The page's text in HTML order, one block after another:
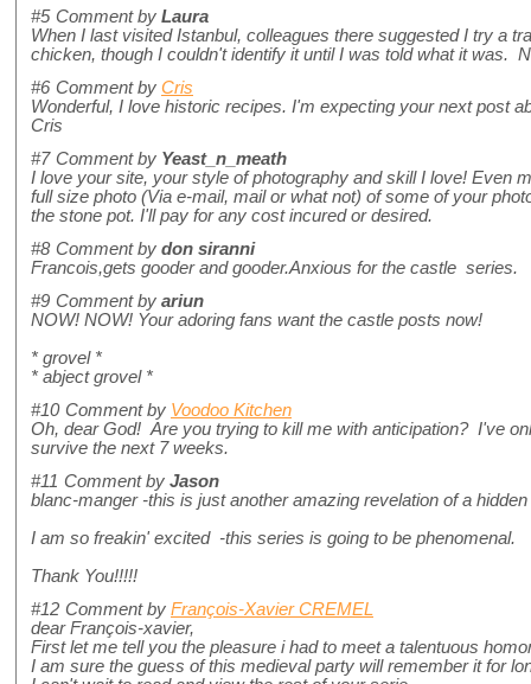
#5 Comment by Laura
When I last visited Istanbul, colleagues there suggested I try a
chicken, though I couldn't identify it until I was told what it was.
#6 Comment by Cris
Wonderful, I love historic recipes. I'm expecting your next post
Cris
#7 Comment by Yeast_n_meath
I love your site, your style of photography and skill I love! Even
full size photo (Via e-mail, mail or what not) of some of your
the stone pot. I'll pay for any cost incured or desired.
#8 Comment by don siranni
Francois,gets gooder and gooder.Anxious for the castle series.
#9 Comment by ariun
NOW! NOW! Your adoring fans want the castle posts now!
* grovel *
* abject grovel *
#10 Comment by Voodoo Kitchen
Oh, dear God! Are you trying to kill me with anticipation? I've
survive the next 7 weeks.
#11 Comment by Jason
blanc-manger -this is just another amazing revelation of a
I am so freakin' excited -this series is going to be phenomenal.
Thank You!!!!!
#12 Comment by François-Xavier CREMEL
dear François-xavier,
First let me tell you the pleasure i had to meet a talentuous
I am sure the guess of this medieval party will remember it for